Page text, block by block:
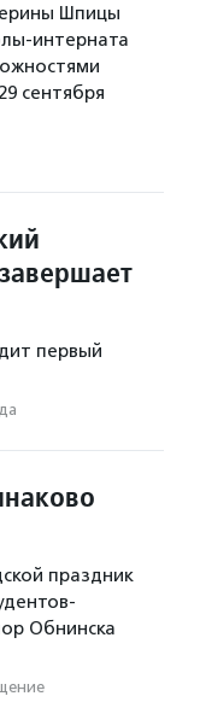
Шпицы
интерната
сентября
первый
праздник
Обнинска